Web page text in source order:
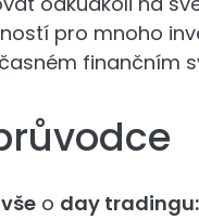
pro mnoho
finančním
o day tradingu: